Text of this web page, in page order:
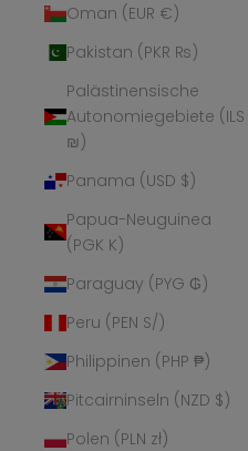
Oman (EUR €)
Pakistan (PKR ₨)
Palästinensische
Autonomiegebiete (ILS
₪)
Panama (USD $)
Papua-Neuguinea
(PGK K)
Paraguay (PYG ₲)
Peru (PEN S/)
Philippinen (PHP ₱)
Pitcairninseln (NZD $)
Polen (PLN zł)